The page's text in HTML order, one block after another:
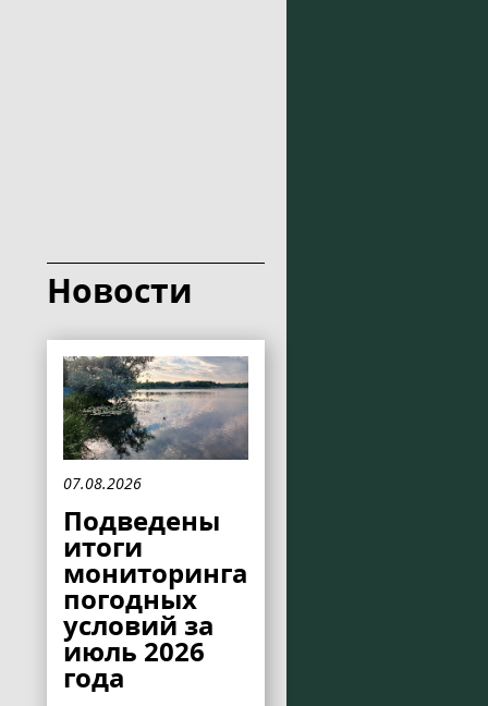
Новости
07.08.2026
Подведены
итоги
мониторинга
погодных
условий за
июль 2026
года